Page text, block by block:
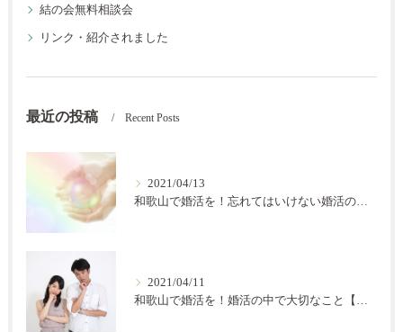
結の会無料相談会
リンク・紹介されました
最近の投稿 Recent Posts
2021/04/13
和歌山で婚活を！忘れてはいけない婚活の秘訣【結の会】
2021/04/11
和歌山で婚活を！婚活の中で大切なこと【結の会】